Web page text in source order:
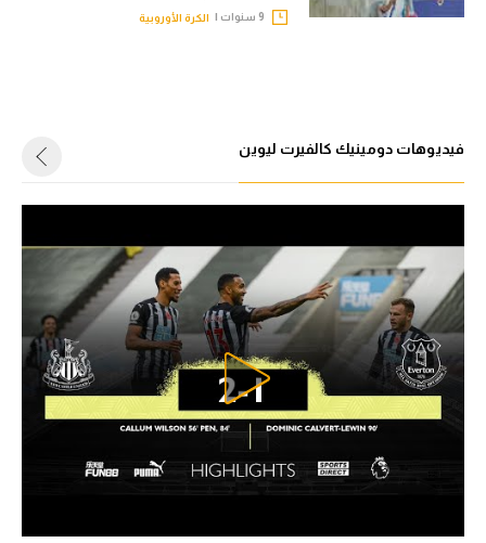
الكرة الأوروبية
فيديوهات دومينيك كالفيرت ليوين